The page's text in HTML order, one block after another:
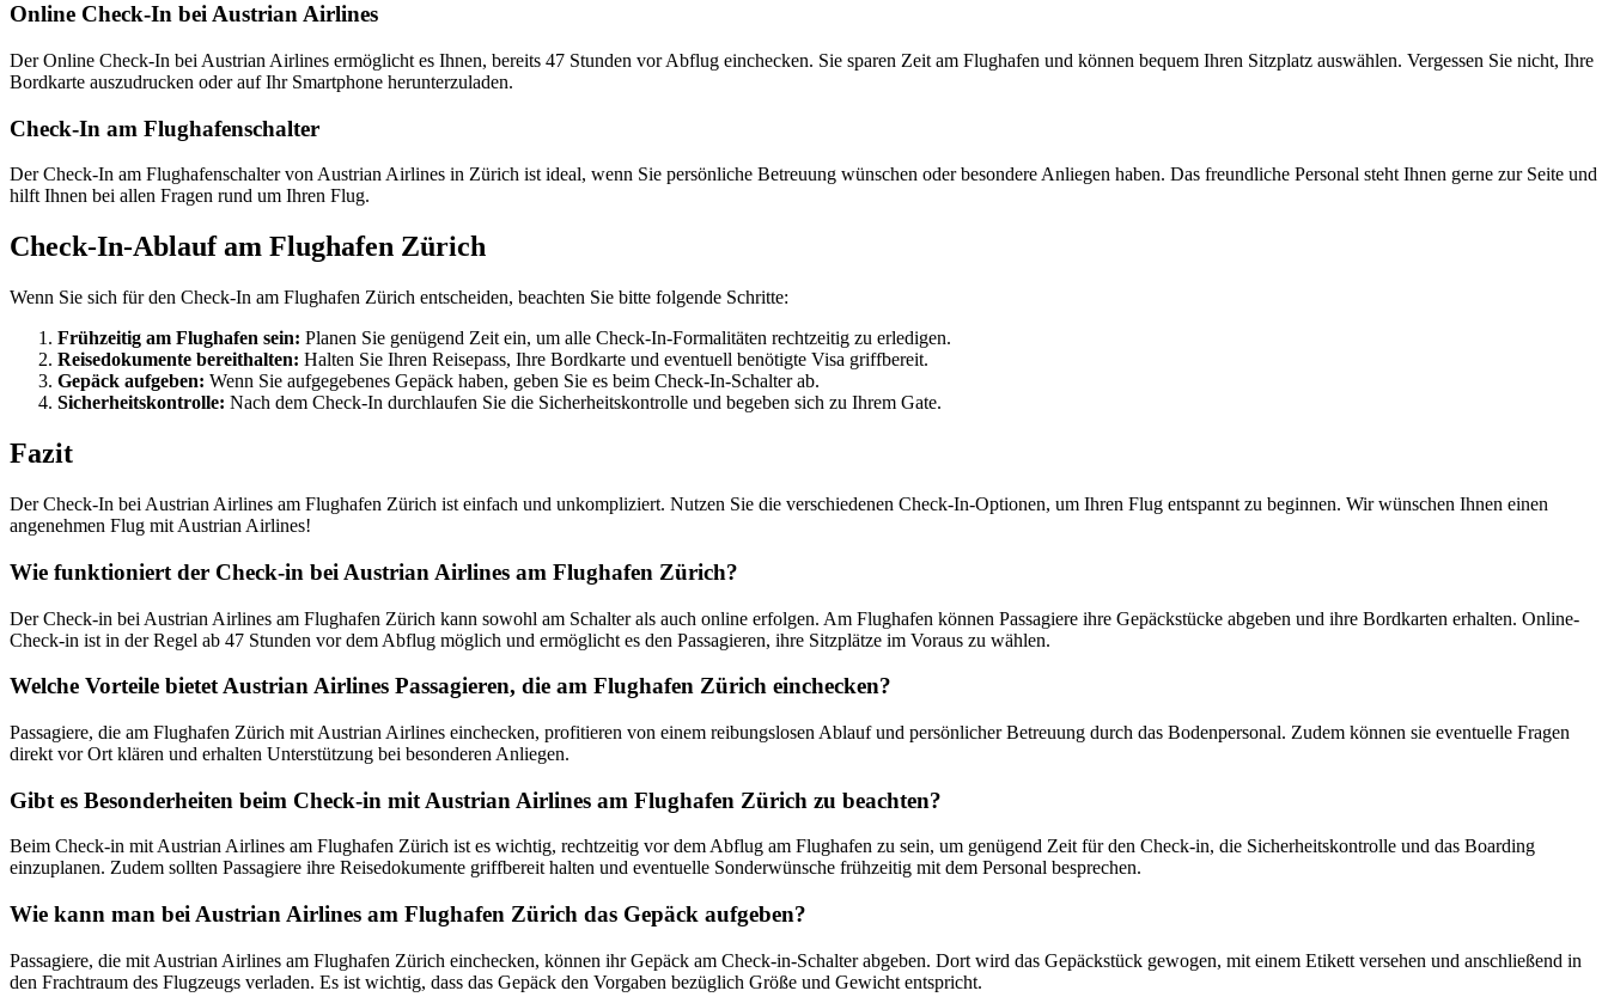
Online Check-In bei Austrian Airlines
Der Online Check-In bei Austrian Airlines ermöglicht es Ihnen, bereits 47 Stunden vor Abflug einchecken. Sie sparen Zeit am Flughafen und können bequem Ihren Sitzplatz auswählen. Vergessen Sie nicht, Ihre
Bordkarte auszudrucken oder auf Ihr Smartphone herunterzuladen.
Check-In am Flughafenschalter
Der Check-In am Flughafenschalter von Austrian Airlines in Zürich ist ideal, wenn Sie persönliche Betreuung wünschen oder besondere Anliegen haben. Das freundliche Personal steht Ihnen gerne zur Seite und
hilft Ihnen bei allen Fragen rund um Ihren Flug.
Check-In-Ablauf am Flughafen Zürich
Wenn Sie sich für den Check-In am Flughafen Zürich entscheiden, beachten Sie bitte folgende Schritte:
Frühzeitig am Flughafen sein: Planen Sie genügend Zeit ein, um alle Check-In-Formalitäten rechtzeitig zu erledigen.
Reisedokumente bereithalten: Halten Sie Ihren Reisepass, Ihre Bordkarte und eventuell benötigte Visa griffbereit.
Gepäck aufgeben: Wenn Sie aufgegebenes Gepäck haben, geben Sie es beim Check-In-Schalter ab.
Sicherheitskontrolle: Nach dem Check-In durchlaufen Sie die Sicherheitskontrolle und begeben sich zu Ihrem Gate.
Fazit
Der Check-In bei Austrian Airlines am Flughafen Zürich ist einfach und unkompliziert. Nutzen Sie die verschiedenen Check-In-Optionen, um Ihren Flug entspannt zu beginnen. Wir wünschen Ihnen einen
angenehmen Flug mit Austrian Airlines!
Wie funktioniert der Check-in bei Austrian Airlines am Flughafen Zürich?
Der Check-in bei Austrian Airlines am Flughafen Zürich kann sowohl am Schalter als auch online erfolgen. Am Flughafen können Passagiere ihre Gepäckstücke abgeben und ihre Bordkarten erhalten. Online-
Check-in ist in der Regel ab 47 Stunden vor dem Abflug möglich und ermöglicht es den Passagieren, ihre Sitzplätze im Voraus zu wählen.
Welche Vorteile bietet Austrian Airlines Passagieren, die am Flughafen Zürich einchecken?
Passagiere, die am Flughafen Zürich mit Austrian Airlines einchecken, profitieren von einem reibungslosen Ablauf und persönlicher Betreuung durch das Bodenpersonal. Zudem können sie eventuelle Fragen
direkt vor Ort klären und erhalten Unterstützung bei besonderen Anliegen.
Gibt es Besonderheiten beim Check-in mit Austrian Airlines am Flughafen Zürich zu beachten?
Beim Check-in mit Austrian Airlines am Flughafen Zürich ist es wichtig, rechtzeitig vor dem Abflug am Flughafen zu sein, um genügend Zeit für den Check-in, die Sicherheitskontrolle und das Boarding
einzuplanen. Zudem sollten Passagiere ihre Reisedokumente griffbereit halten und eventuelle Sonderwünsche frühzeitig mit dem Personal besprechen.
Wie kann man bei Austrian Airlines am Flughafen Zürich das Gepäck aufgeben?
Passagiere, die mit Austrian Airlines am Flughafen Zürich einchecken, können ihr Gepäck am Check-in-Schalter abgeben. Dort wird das Gepäckstück gewogen, mit einem Etikett versehen und anschließend in
den Frachtraum des Flugzeugs verladen. Es ist wichtig, dass das Gepäck den Vorgaben bezüglich Größe und Gewicht entspricht.